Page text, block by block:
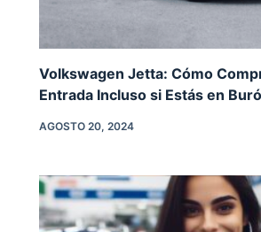
Volkswagen Jetta: Cómo
Entrada Incluso si Estás en
AGOSTO 20, 2024